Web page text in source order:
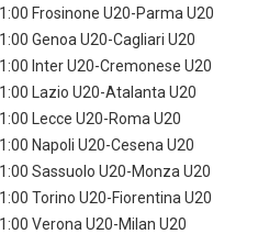
Frosinone U20-Parma U20
Genoa U20-Cagliari U20
Inter U20-Cremonese U20
Lazio U20-Atalanta U20
Lecce U20-Roma U20
Napoli U20-Cesena U20
Sassuolo U20-Monza U20
Torino U20-Fiorentina U20
Verona U20-Milan U20